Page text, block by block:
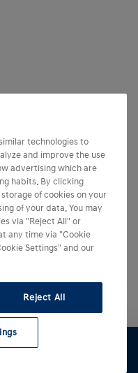
technologies to
and improve the use
advertising which are
habits. By clicking
of cookies on your
of your data. You may
via "Reject All" or
any time via "Cookie
Settings" and our
Reject All